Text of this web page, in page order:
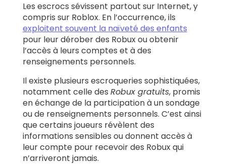
Les escrocs sévissent partout sur Internet, y
compris sur Roblox. En l’occurrence, ils
exploitent souvent la naïveté des enfants
pour leur dérober des Robux ou obtenir
l’accès à leurs comptes et à des
renseignements personnels.
Il existe plusieurs escroqueries sophistiquées,
notamment celle des Robux gratuits, promis
en échange de la participation à un sondage
ou de renseignements personnels. C’est ainsi
que certains joueurs révèlent des
informations sensibles ou donnent accès à
leur compte pour recevoir des Robux qui
n’arriveront jamais.